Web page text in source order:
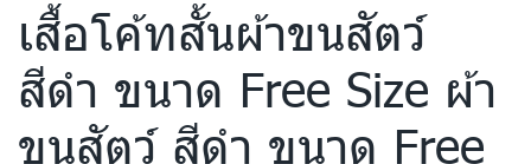
เสื้อโค้ทสั้นผ้าขนสัตว์
สีดำ ขนาด Free Size ผ้า
ขนสัตว์ สีดำ ขนาด Free